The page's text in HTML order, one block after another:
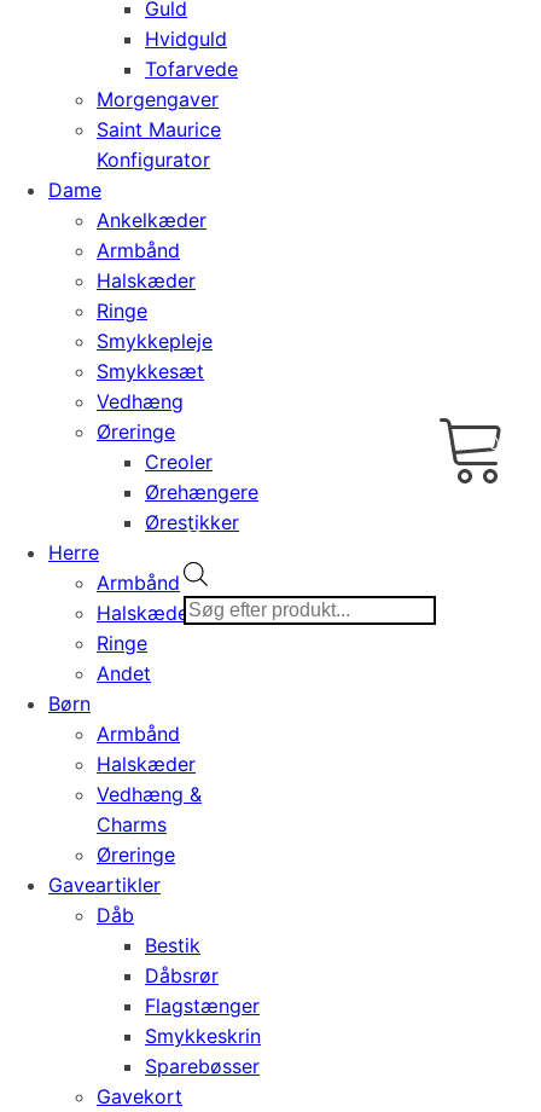
Guld
Hvidguld
Tofarvede
Morgengaver
Saint Maurice
Konfigurator
Dame
Ankelkæder
Armbånd
Halskæder
Ringe
Smykkepleje
Smykkesæt
Vedhæng
Øreringe
Creoler
Ørehængere
Ørestikker
Herre
Armbånd
Halskæder
Ringe
Andet
Børn
Armbånd
Halskæder
Vedhæng &
Charms
Øreringe
Gaveartikler
Dåb
Bestik
Dåbsrør
Flagstænger
Smykkeskrin
Sparebøsser
Gavekort
search
0,00